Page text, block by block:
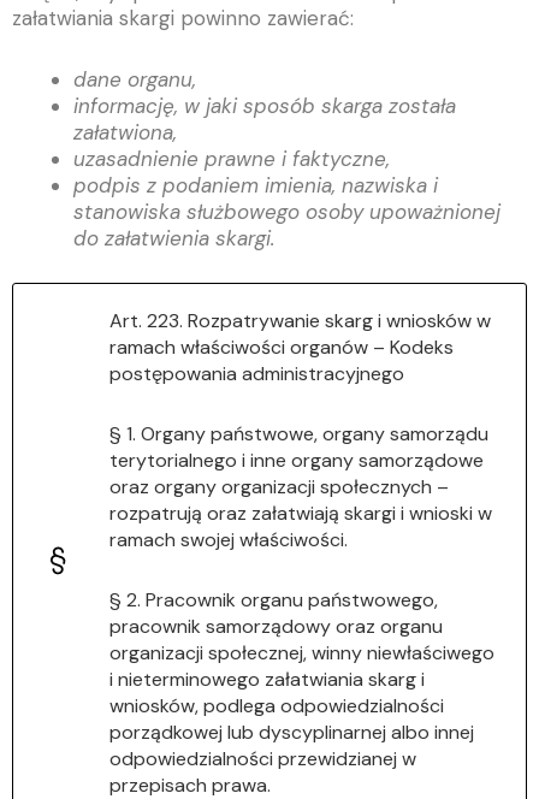
załatwiania skargi powinno zawierać:
dane organu,
informację, w jaki sposób skarga została
załatwiona,
uzasadnienie prawne i faktyczne,
podpis z podaniem imienia, nazwiska i
stanowiska służbowego osoby upoważnionej
do załatwienia skargi.
Art. 223. Rozpatrywanie skarg i wniosków w
ramach właściwości organów – Kodeks
postępowania administracyjnego
§ 1. Organy państwowe, organy samorządu
terytorialnego i inne organy samorządowe
oraz organy organizacji społecznych –
rozpatrują oraz załatwiają skargi i wnioski w
ramach swojej właściwości.
§ 2. Pracownik organu państwowego,
pracownik samorządowy oraz organu
organizacji społecznej, winny niewłaściwego
i nieterminowego załatwiania skarg i
wniosków, podlega odpowiedzialności
porządkowej lub dyscyplinarnej albo innej
odpowiedzialności przewidzianej w
przepisach prawa.